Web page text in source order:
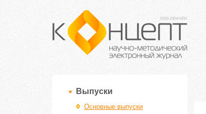
Выпуски
Основные выпуски